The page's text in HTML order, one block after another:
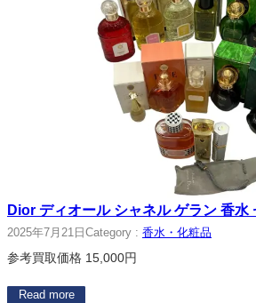
Dior ディオール シャネル ゲラン 香水
2025年7月21日 Category : 香水・化粧品
参考買取価格 15,000円
Read more